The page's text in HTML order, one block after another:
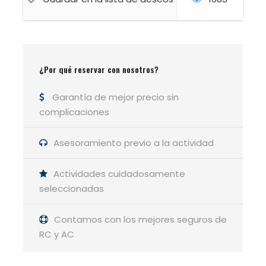
¿Por qué reservar con nosotros?
Garantía de mejor precio sin
complicaciones
Asesoramiento previo a la actividad
Actividades cuidadosamente
seleccionadas
Contamos con los mejores seguros de
RC y AC
Desnivel: +750 m -750 m
Duración: 5 h 30 min aprox